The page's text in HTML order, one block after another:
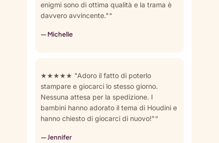
enigmi sono di ottima qualità e la trama è
davvero avvincente."“
— Michelle
★★★★★ "Adoro il fatto di poterlo
stampare e giocarci lo stesso giorno.
Nessuna attesa per la spedizione. I
bambini hanno adorato il tema di Houdini e
hanno chiesto di giocarci di nuovo!"“
— Jennifer